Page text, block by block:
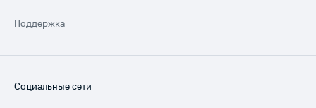
Поддержка
Социальные сети